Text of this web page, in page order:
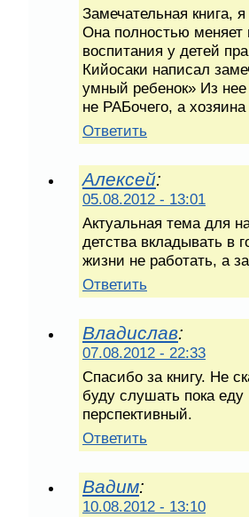
Замечательная книга,
Она полностью меняет
воспитания у детей
Кийосаки написал
умный ребенок» Из нее
не РАБочего, а
Ответить
Алексей:
05.08.2012 - 13:01
Актуальная тема для
детства вкладывать в
жизни не работать, а
Ответить
Владислав:
07.08.2012 - 22:33
Спасибо за книгу. Не
буду слушать пока еду
перспективный.
Ответить
Вадим:
10.08.2012 - 13:10